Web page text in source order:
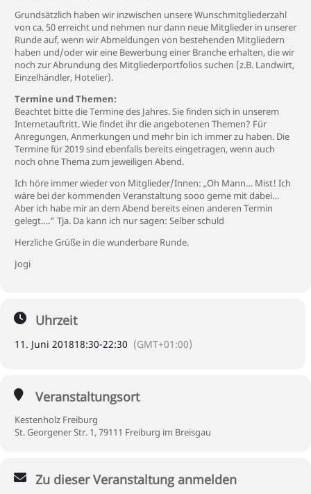
Grundsätzlich haben wir inzwischen unsere Wunschmitgliederzahl
von ca. 50 erreicht und nehmen nur dann neue Mitglieder in unserer
Runde auf, wenn wir Abmeldungen von bestehenden Mitgliedern
haben und/oder wir eine Bewerbung einer Branche erhalten, die wir
noch zur Abrundung des Mitgliederportfolios suchen (z.B. Landwirt,
Einzelhändler, Hotelier).
Termine und Themen:
Beachtet bitte die Termine des Jahres. Sie finden sich in unserem
Internetauftritt. Wie findet ihr die angebotenen Themen? Für
Anregungen, Anmerkungen und mehr bin ich immer zu haben. Die
Termine für 2019 sind ebenfalls bereits eingetragen, wenn auch
noch ohne Thema zum jeweiligen Abend.
Ich höre immer wieder von Mitglieder/Innen: „Oh Mann… Mist! Ich
wäre bei der kommenden Veranstaltung sooo gerne mit dabei…
Aber ich habe mir an dem Abend bereits einen anderen Termin
gelegt….“ Tja. Da kann ich nur sagen: Selber schuld
Herzliche Grüße in die wunderbare Runde.
Jogi
Uhrzeit
11. Juni 201818:30-22:30 (GMT+01:00)
Veranstaltungsort
Kestenholz Freiburg
St. Georgener Str. 1, 79111 Freiburg im Breisgau
Zu dieser Veranstaltung anmelden